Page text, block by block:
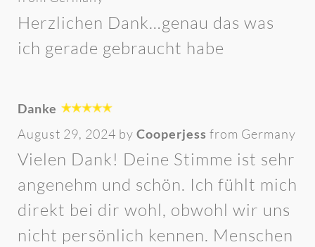
Herzlichen Dank…genau das was
ich gerade gebraucht habe
Danke
August 29, 2024 by Cooperjess from Germany
Vielen Dank! Deine Stimme ist sehr
angenehm und schön. Ich fühlt mich
direkt bei dir wohl, obwohl wir uns
nicht persönlich kennen. Menschen